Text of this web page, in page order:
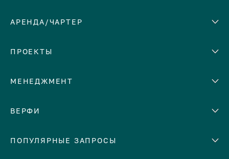
Количество кают
АРЕНДА/ЧАРТЕР
ЕВРОПА
Греция
Испания
Монако
ПРОЕКТЫ
МЕНЕДЖМЕНТ
Помощь с продажей яхты
Доверительное управление
ВЕРФИ
Abeking & Rasmussen
ПОПУЛЯРНЫЕ ЗАПРОСЫ